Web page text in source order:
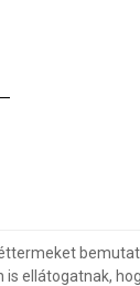
ellátogatnak,